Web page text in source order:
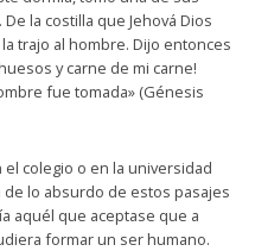
la costilla que Jehová Dios
trajo al hombre. Dijo entonces
y carne de mi carne!
fue tomada» (Génesis
el colegio o en la universidad
lo absurdo de estos pasajes
aquél que aceptase que a
formar un ser humano.